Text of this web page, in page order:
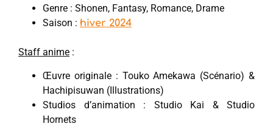
Genre : Shonen, Fantasy, Romance, Drame
Saison : hiver 2024
Staff anime :
Œuvre originale : Touko Amekawa (Scénario) &
Hachipisuwan (Illustrations)
Studios d’animation : Studio Kai & Studio
Hornets